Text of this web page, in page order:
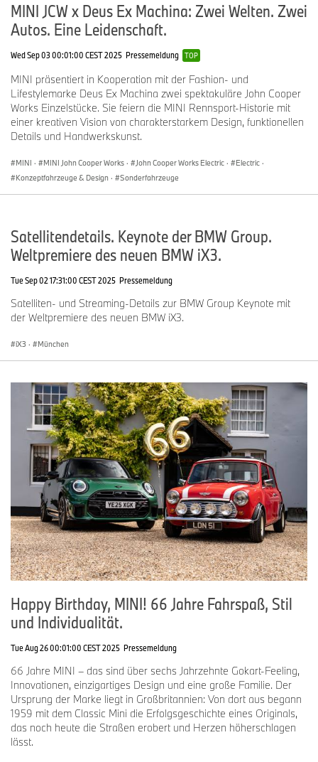
MINI JCW x Deus Ex Machina: Zwei Welten. Zwei
Autos. Eine Leidenschaft.
Wed Sep 03 00:01:00 CEST 2025 Pressemeldung TOP
MINI präsentiert in Kooperation mit der Fashion- und
Lifestylemarke Deus Ex Machina zwei spektakuläre John Cooper
Works Einzelstücke. Sie feiern die MINI Rennsport-Historie mit
einer kreativen Vision von charakterstarkem Design, funktionellen
Details und Handwerkskunst.
MINI · MINI John Cooper Works · John Cooper Works Electric · Electric ·
Konzeptfahrzeuge & Design · Sonderfahrzeuge
Satellitendetails. Keynote der BMW Group.
Weltpremiere des neuen BMW iX3.
Tue Sep 02 17:31:00 CEST 2025 Pressemeldung
Satelliten- und Streaming-Details zur BMW Group Keynote mit
der Weltpremiere des neuen BMW iX3.
iX3 · München
Happy Birthday, MINI! 66 Jahre Fahrspaß, Stil
und Individualität.
Tue Aug 26 00:01:00 CEST 2025 Pressemeldung
66 Jahre MINI – das sind über sechs Jahrzehnte Gokart-Feeling,
Innovationen, einzigartiges Design und eine große Familie. Der
Ursprung der Marke liegt in Großbritannien: Von dort aus begann
1959 mit dem Classic Mini die Erfolgsgeschichte eines Originals,
das noch heute die Straßen erobert und Herzen höherschlagen
lässt.